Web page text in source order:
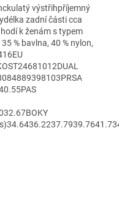
výstřihpříjemný
zadní části cca
k ženám s typem
% bavlna, 40 % nylon,